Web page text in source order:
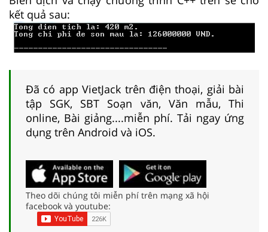
kết quả sau:
Đã có app VietJack trên điện thoại, giải bài
tập SGK, SBT Soạn văn, Văn mẫu, Thi
online, Bài giảng....miễn phí. Tải ngay ứng
dụng trên Android và iOS.
Theo dõi chúng tôi miễn phí trên mạng xã hội
facebook và youtube: